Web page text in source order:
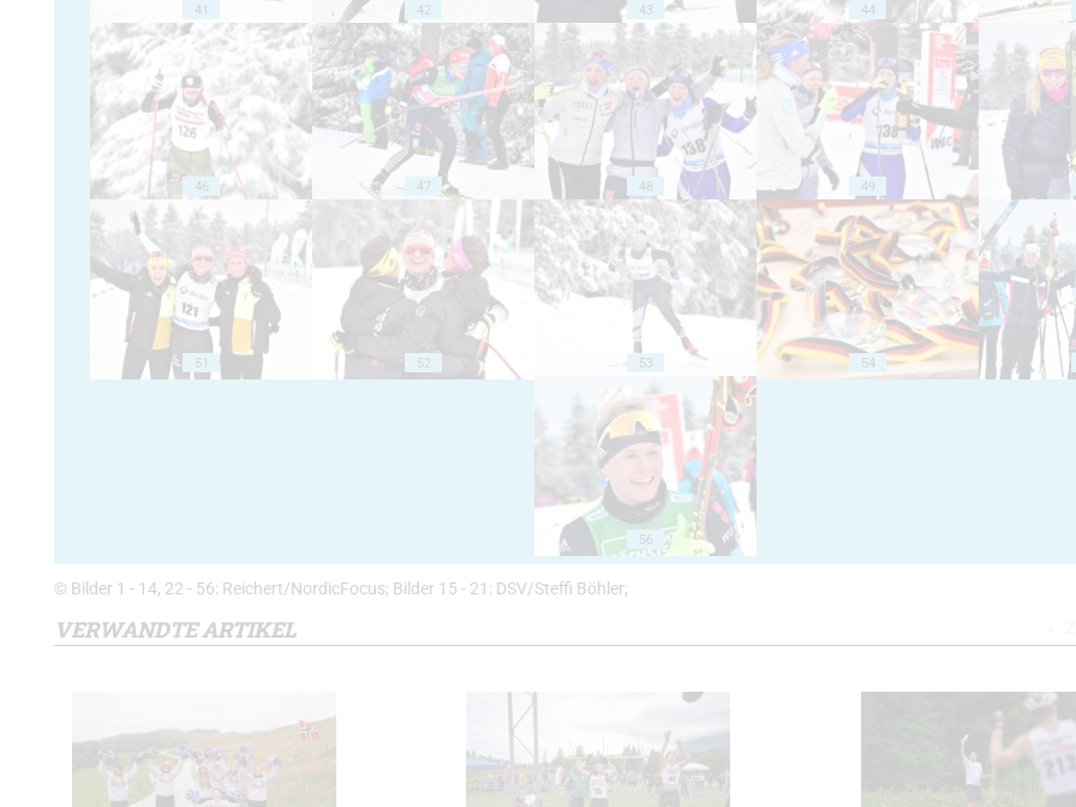
41 42 43 44
46 47 48 49
51 52 53 54
56
© Bilder 1 - 14, 22 - 56: Reichert/NordicFocus; Bilder 15 - 21: DSV/Steffi Böhler;
VERWANDTE ARTIKEL